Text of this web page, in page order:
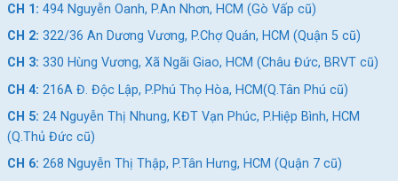
CH 1: 494 Nguyễn Oanh, P.An Nhơn, HCM (Gò Vấp cũ)
CH 2: 322/36 An Dương Vương, P.Chợ Quán, HCM (Quận 5 cũ)
CH 3: 330 Hùng Vương, Xã Ngãi Giao, HCM (Châu Đức, BRVT cũ)
CH 4: 216A Đ. Độc Lập, P.Phú Thọ Hòa, HCM(Q.Tân Phú cũ)
CH 5: 24 Nguyễn Thị Nhung, KĐT Vạn Phúc, P.Hiệp Bình, HCM
(Q.Thủ Đức cũ)
CH 6: 268 Nguyễn Thị Thập, P.Tân Hưng, HCM (Quận 7 cũ)